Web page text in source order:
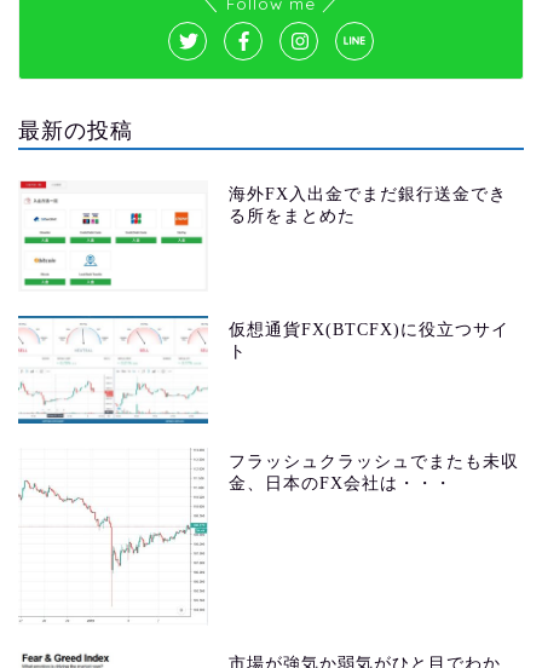
最新の投稿
海外FX入出金でまだ銀行送金でき
る所をまとめた
仮想通貨FX(BTCFX)に役立つサイ
ト
フラッシュクラッシュでまたも未収
金、日本のFX会社は・・・
市場が強気か弱気がひと目でわか